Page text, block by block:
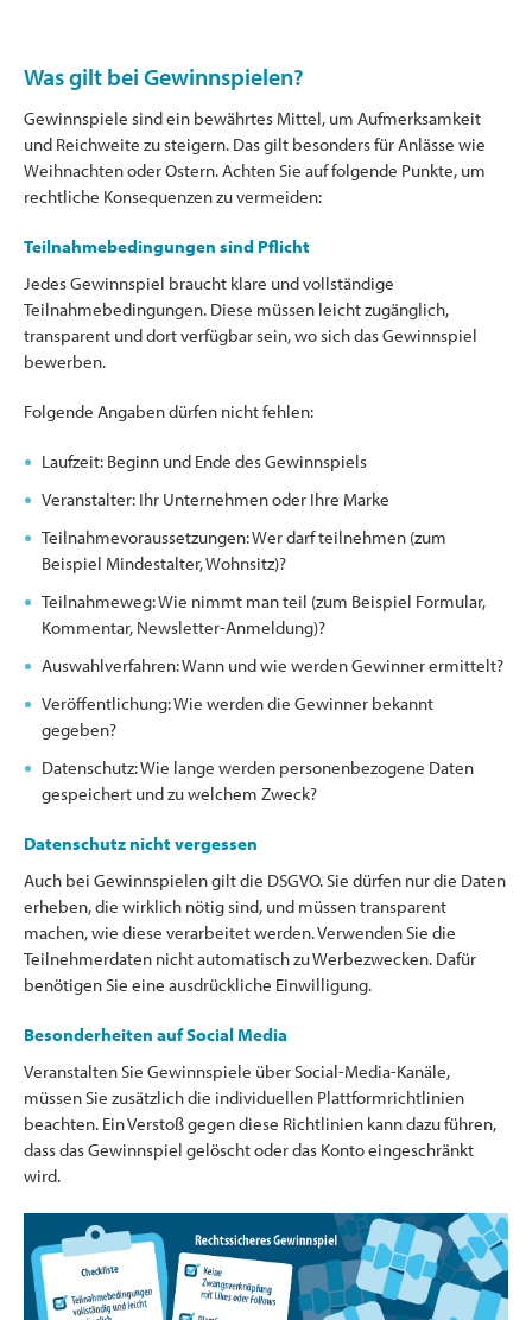
Was gilt bei Gewinnspielen?
Gewinnspiele sind ein bewährtes Mittel, um Aufmerksamkeit
und Reichweite zu steigern. Das gilt besonders für Anlässe wie
Weihnachten oder Ostern. Achten Sie auf folgende Punkte, um
rechtliche Konsequenzen zu vermeiden:
Teilnahmebedingungen sind Pflicht
Jedes Gewinnspiel braucht klare und vollständige
Teilnahmebedingungen. Diese müssen leicht zugänglich,
transparent und dort verfügbar sein, wo sich das Gewinnspiel
bewerben.
Folgende Angaben dürfen nicht fehlen:
Laufzeit: Beginn und Ende des Gewinnspiels
Veranstalter: Ihr Unternehmen oder Ihre Marke
Teilnahmevoraussetzungen: Wer darf teilnehmen (zum
Beispiel Mindestalter, Wohnsitz)?
Teilnahmeweg: Wie nimmt man teil (zum Beispiel Formular,
Kommentar, Newsletter-Anmeldung)?
Auswahlverfahren: Wann und wie werden Gewinner ermittelt?
Veröffentlichung: Wie werden die Gewinner bekannt
gegeben?
Datenschutz: Wie lange werden personenbezogene Daten
gespeichert und zu welchem Zweck?
Datenschutz nicht vergessen
Auch bei Gewinnspielen gilt die DSGVO. Sie dürfen nur die Daten
erheben, die wirklich nötig sind, und müssen transparent
machen, wie diese verarbeitet werden. Verwenden Sie die
Teilnehmerdaten nicht automatisch zu Werbezwecken. Dafür
benötigen Sie eine ausdrückliche Einwilligung.
Besonderheiten auf Social Media
Veranstalten Sie Gewinnspiele über Social-Media-Kanäle,
müssen Sie zusätzlich die individuellen Plattformrichtlinien
beachten. Ein Verstoß gegen diese Richtlinien kann dazu führen,
dass das Gewinnspiel gelöscht oder das Konto eingeschränkt
wird.